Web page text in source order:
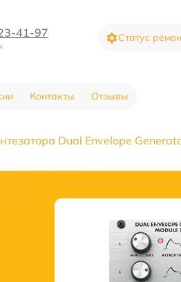
41-97 Статус
Контакты Отзывы
Dual Envelope